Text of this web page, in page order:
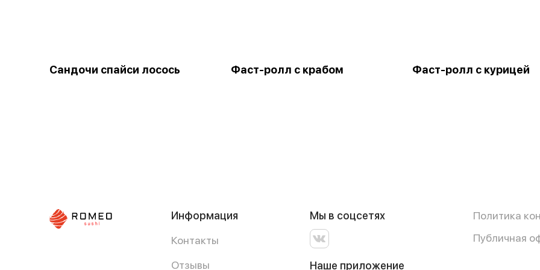
Сандочи спайси лосось Фаст-ролл с крабом Фаст-ролл с курицей
Информация
Контакты
Отзывы
Мы в соцсетях
Наше приложение
Политика
Публичная